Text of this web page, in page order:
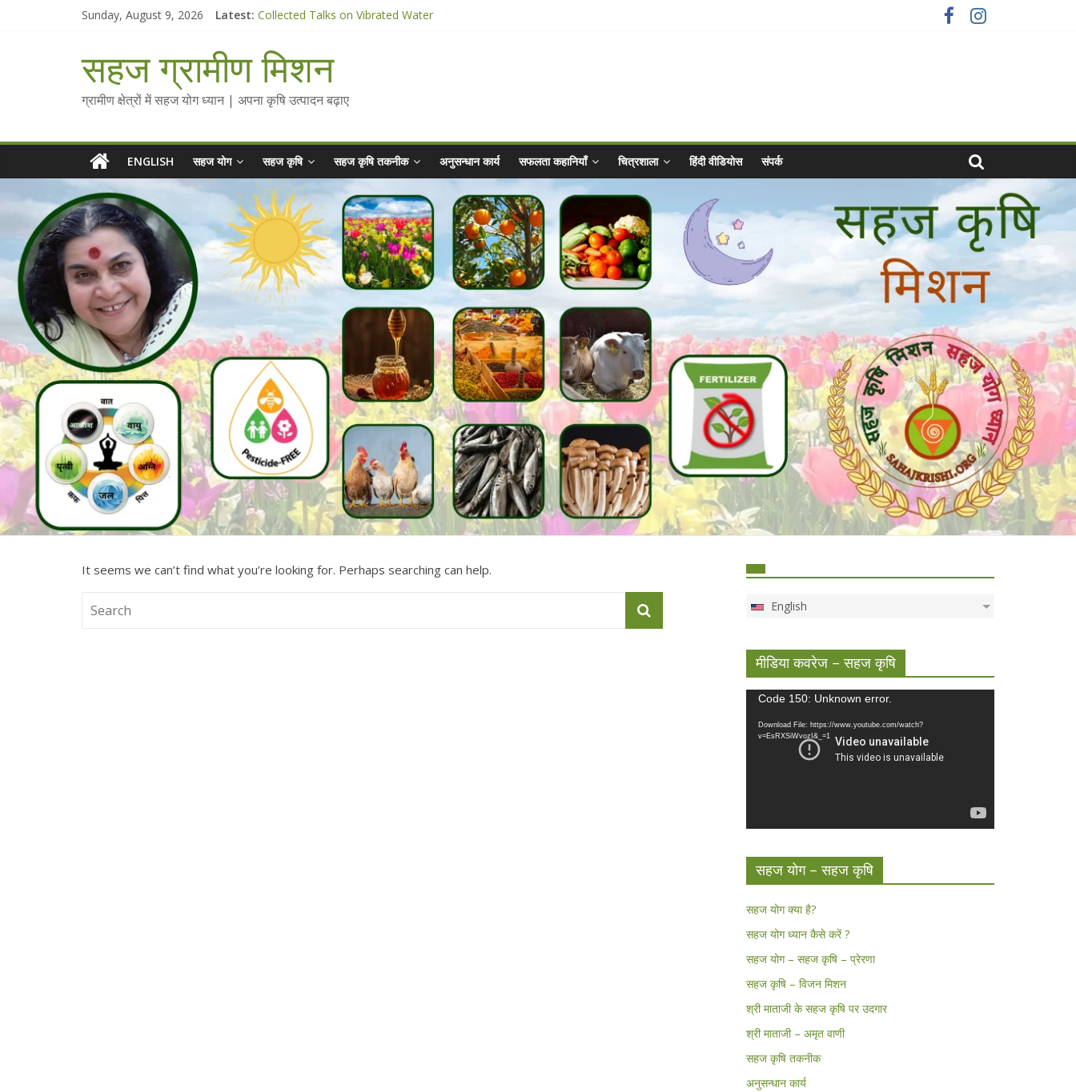
Sunday, August 9, 2026 Latest: Chalo Gaon Ki Or Abhiyaan - 2025-26
चैतन्यित जल pdf
Standee Designs @ 2025 for Sahaj Krishi Promotions
सहज ग्रामीण मिशन
ग्रामीण क्षेत्रों में सहज योग ध्यान | अपना कृषि उत्पादन बढ़ाए
ENGLISH सहज योग सहज कृषि सहज कृषि तकनीक अनुसन्धान कार्य सफलता कहानियाँ चित्रशाला हिंदी वीडियोस संपर्क
It seems we can’t find what you’re looking for. Perhaps searching can help.
English
मीडिया कवरेज – सहज कृषि
Video
Code 150: Unknown error.
Download File: https://www.youtube.com/watch?
v=EsRXSiWvozI&_=1
सहज योग – सहज कृषि
सहज योग क्या है?
सहज योग ध्यान कैसे करें ?
सहज योग – सहज कृषि – प्रेरणा
सहज कृषि – विजन मिशन
श्री माताजी के सहज कृषि पर उदगार
श्री माताजी – अमृत वाणी
सहज कृषि तकनीक
अनुसन्धान कार्य